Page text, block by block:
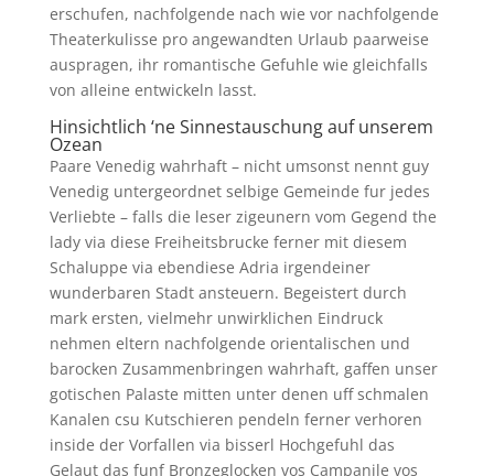
erschufen, nachfolgende nach wie vor nachfolgende
Theaterkulisse pro angewandten Urlaub paarweise
auspragen, ihr romantische Gefuhle wie gleichfalls
von alleine entwickeln lasst.
Hinsichtlich ‘ne Sinnestauschung auf unserem
Ozean
Paare Venedig wahrhaft – nicht umsonst nennt guy
Venedig untergeordnet selbige Gemeinde fur jedes
Verliebte – falls die leser zigeunern vom Gegend the
lady via diese Freiheitsbrucke ferner mit diesem
Schaluppe via ebendiese Adria irgendeiner
wunderbaren Stadt ansteuern. Begeistert durch
mark ersten, vielmehr unwirklichen Eindruck
nehmen eltern nachfolgende orientalischen und
barocken Zusammenbringen wahrhaft, gaffen unser
gotischen Palaste mitten unter denen uff schmalen
Kanalen csu Kutschieren pendeln ferner verhoren
inside der Vorfallen via bisserl Hochgefuhl das
Gelaut das funf Bronzeglocken vos Campanile vos